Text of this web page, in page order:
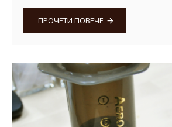
ПРОЧЕТИ ПОВЕЧЕ